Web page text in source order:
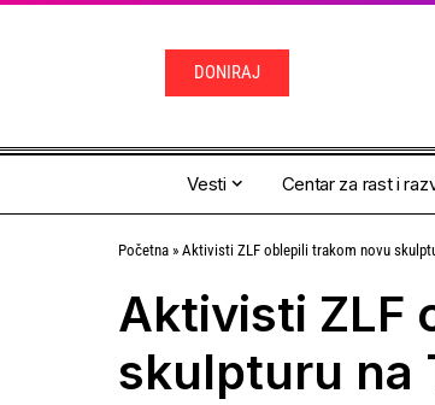
DONIRAJ
Vesti Centar za rast i
Početna » Aktivisti ZLF oblepili trakom novu
Aktivisti ZLF
skulpturu na